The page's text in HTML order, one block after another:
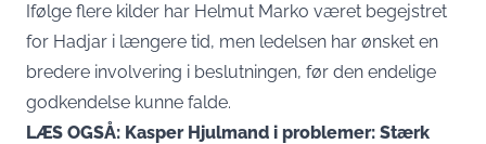
Ifølge flere kilder har Helmut Marko været begejstret
for Hadjar i længere tid, men ledelsen har ønsket en
bredere involvering i beslutningen, før den endelige
godkendelse kunne falde.
LÆS OGSÅ: Kasper Hjulmand i problemer: Stærk